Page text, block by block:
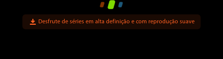
Desfrute de séries em alta definição e com reprodução suave